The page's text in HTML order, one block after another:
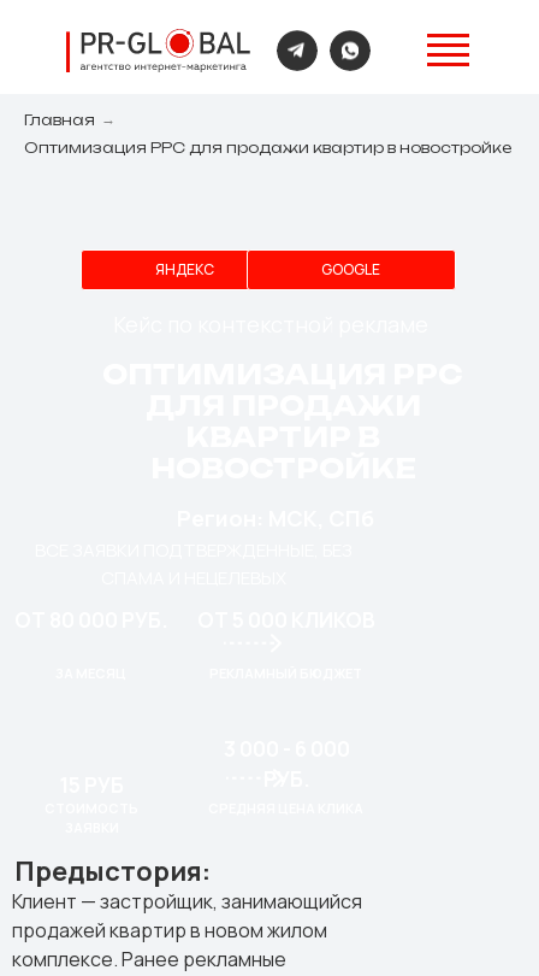
Главная →
Оптимизация PPC для продажи квартир в новостройке
Клиент — застройщик, занимающийся
продажей квартир в новом жилом
комплексе. Ранее рекламные
Предыстория:
ЯНДЕКС GOOGLE